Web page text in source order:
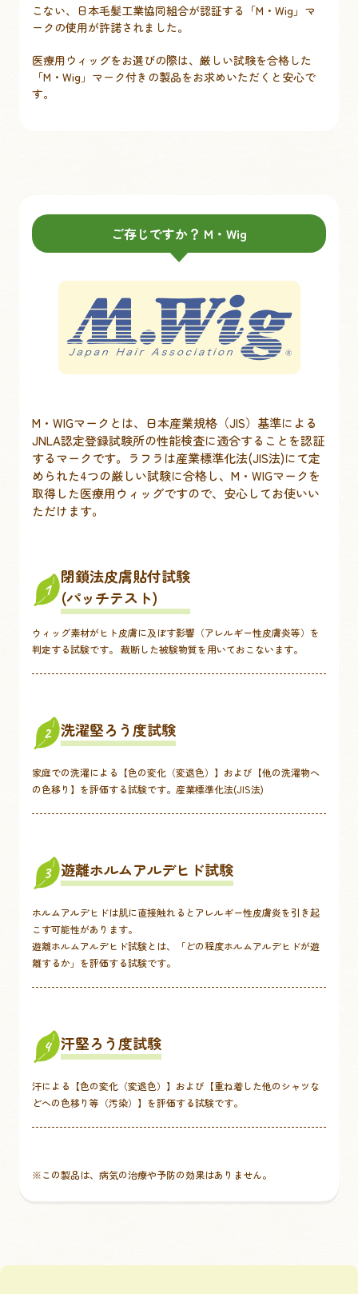
こない、日本毛髪工業協同組合が認証する「M・Wig」マ
ークの使用が許諾されました。​
​ 医療用ウィッグをお選びの際は、厳しい試験を合格した
「M・Wig」マーク付きの製品をお求めいただくと安心で
す。​
ご存じですか？ M・Wig
M・WIGマークとは、日本産業規格（JIS）基準による
JNLA認定登録試験所の性能検査に適合することを認証
するマークです。ラフラは産業標準化法(JIS法)にて定
められた4つの厳しい試験に合格し、M・WIGマークを
取得した医療用ウィッグですので、安心してお使いい
ただけます。
1
閉鎖法皮膚貼付試験
(パッチテスト)
ウィッグ素材がヒト皮膚に及ぼす影響（アレルギー性皮膚炎等）を
判定する試験です。 裁断した被験物質を用いておこないます。
2 洗濯堅ろう度試験
家庭での洗濯による【色の変化（変退色）】および【他の洗濯物へ
の色移り】を評価する試験です。産業標準化法(JIS法)
3 遊離ホルムアルデヒド試験
ホルムアルデヒドは肌に直接触れるとアレルギー性皮膚炎を引き起
こす可能性があります。
遊離ホルムアルデヒド試験とは、「どの程度ホルムアルデヒドが遊
離するか」を評価する試験です。
4 汗堅ろう度試験
汗による【色の変化（変退色）】および【重ね着した他のシャツな
どへの色移り等（汚染）】を評価する試験です。
※この製品は、病気の治療や予防の効果はありません。